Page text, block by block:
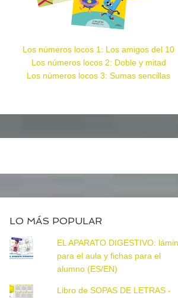
Los números locos 1: Los amigos del 10
Los números locos 2: Doble y mitad
Los números locos 3: Sumas sencillas
LO MÁS POPULAR
EL APARATO DIGESTIVO:
para el aula y fichas para el
alumno (ES/EN)
Libro de SOPAS DE LETRAS -